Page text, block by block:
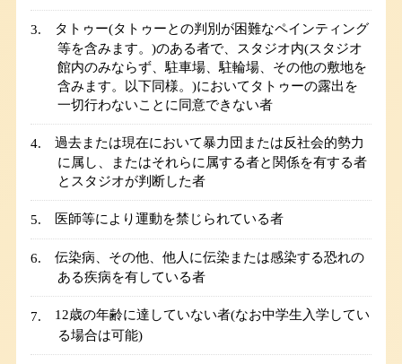
タトゥー(タトゥーとの判別が困難なペインティング
等を含みます。)のある者で、スタジオ内(スタジオ
館内のみならず、駐車場、駐輪場、その他の敷地を
含みます。以下同様。)においてタトゥーの露出を
一切行わないことに同意できない者
過去または現在において暴力団または反社会的勢力
に属し、またはそれらに属する者と関係を有する者
とスタジオが判断した者
医師等により運動を禁じられている者
伝染病、その他、他人に伝染または感染する恐れの
ある疾病を有している者
12歳の年齢に達していない者(なお中学生入学してい
る場合は可能)